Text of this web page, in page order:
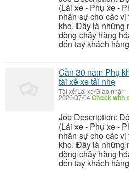
(Lái xe - Phụ xe -
nhân sự cho các
kho. Đây là những
dòng chảy hàng
đến tay khách
Cần 30 nam Phụ
tài xế xe tải nhẹ
Tài xế/Lái xe/Giao nhận -
2026/07/04Check with
Job Description:
(Lái xe - Phụ xe -
nhân sự cho các
kho. Đây là những
dòng chảy hàng
đến tay khách